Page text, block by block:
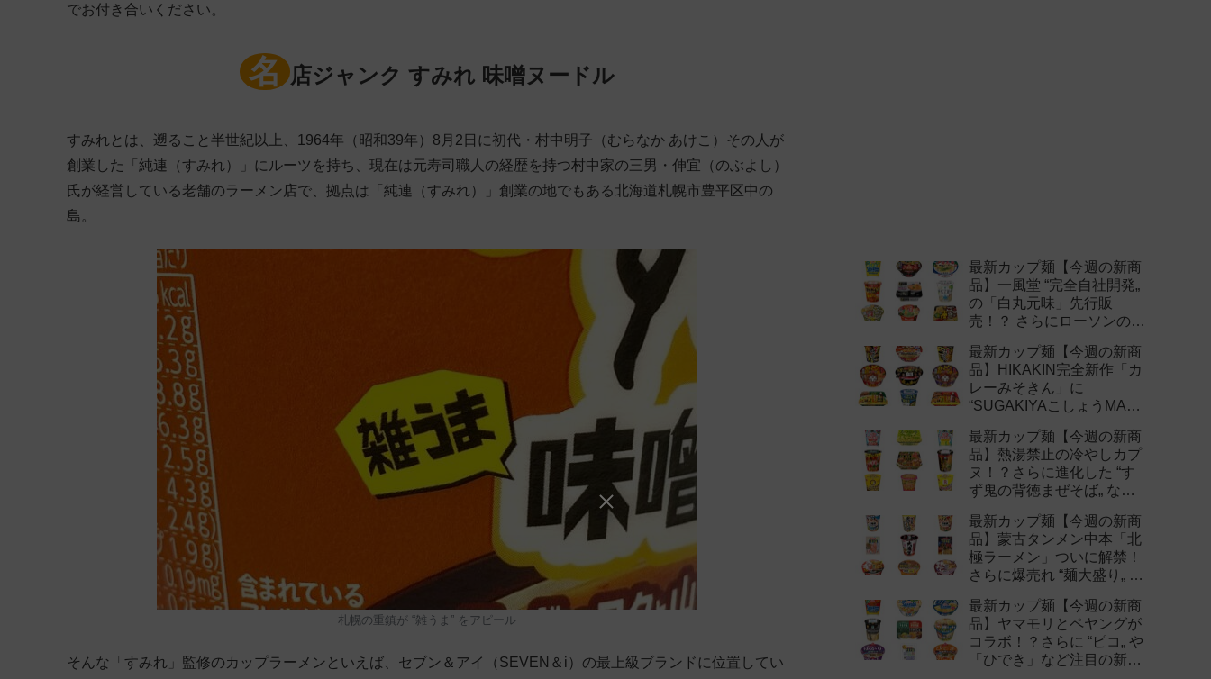
でお付き合いください。
名 店ジャンク すみれ 味噌ヌードル
すみれとは、遡ること半世紀以上、1964年（昭和39年）8月2日に初代・村中明子（むらなか あけこ）その人が
創業した「純連（すみれ）」にルーツを持ち、現在は元寿司職人の経歴を持つ村中家の三男・伸宜（のぶよし）
氏が経営している老舗のラーメン店で、拠点は「純連（すみれ）」創業の地でもある北海道札幌市豊平区中の
島。
札幌の重鎮が “雑うま” をアピール
そんな「すみれ」監修のカップラーメンといえば、セブン＆アイ（SEVEN＆i）の最上級ブランドに位置してい
最新カップ麺【今週の新商
品】一風堂 “完全自社開発„
の「白丸元味」先行販
売！？ さらにローソンの激
新作まとめ！
最新カップ麺【今週の新商
品】HIKAKIN完全新作「カ
レーみそきん」に
“SUGAKIYAこしょうMAX„
最新カップ麺【今週の新商
品】熱湯禁止の冷やしカプ
ヌ！？さらに進化した “す
ず鬼の背徳まぜそば„ など
最新カップ麺【今週の新商
品】蒙古タンメン中本「北
極ラーメン」ついに解禁！
さらに爆売れ “麺大盛り„ シ
作まとめ！
最新カップ麺【今週の新商
品】ヤマモリとペヤングが
コラボ！？さらに “ピコ„ や
「ひでき」など注目の新作